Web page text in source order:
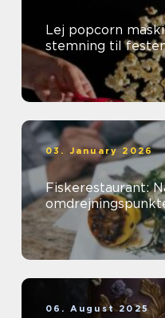
Lej popcorn
stemning til
03. January 2026
Fiskerestaurant:
06. August 2025